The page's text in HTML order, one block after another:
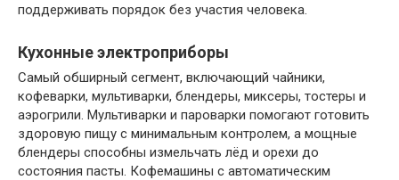
поддерживать порядок без участия человека.
Кухонные электроприборы
Самый обширный сегмент, включающий чайники,
кофеварки, мультиварки, блендеры, миксеры, тостеры и
аэрогрили. Мультиварки и пароварки помогают готовить
здоровую пищу с минимальным контролем, а мощные
блендеры способны измельчать лёд и орехи до
состояния пасты. Кофемашины с автоматическим